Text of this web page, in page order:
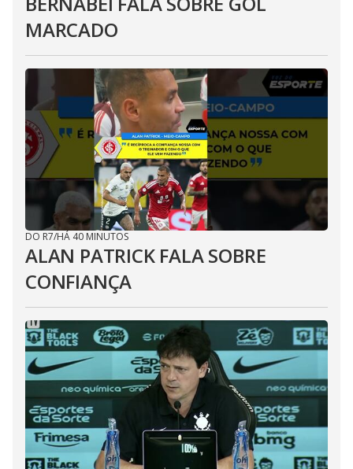
MARCADO
DO R7/HÁ 40 MINUTOS
ALAN PATRICK FALA SOBRE
CONFIANÇA